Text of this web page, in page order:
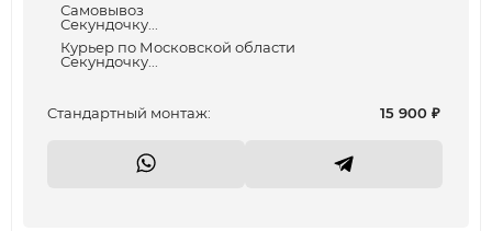
Самовывоз
Секундочку...
Курьер по Московской области
Секундочку...
Cтандартный монтаж: 15 900 ₽